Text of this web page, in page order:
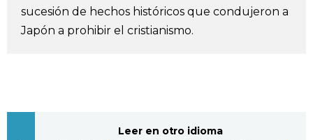
Datos de Japón
Gente
sucesión de hechos históricos que condujeron a
Japón a prohibir el cristianismo.
Leer en otro idioma